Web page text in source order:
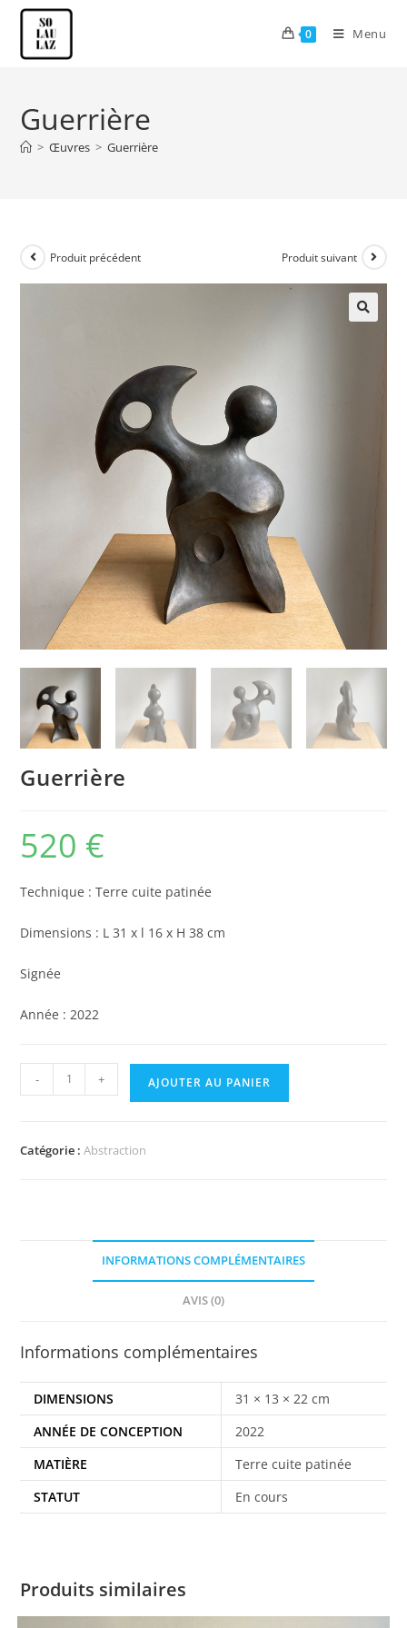
0 Menu
Guerrière
> Œuvres > Guerrière
Produit précédent Produit suivant
Guerrière
520 €
Technique : Terre cuite patinée
Dimensions : L 31 x l 16 x H 38 cm
Signée
Année : 2022
- + AJOUTER AU PANIER
Catégorie :Abstraction
INFORMATIONS COMPLÉMENTAIRES
AVIS (0)
Informations complémentaires
DIMENSIONS
31 × 13 × 22 cm
ANNÉE DE CONCEPTION
2022
MATIÈRE
Terre cuite patinée
STATUT
En cours
Produits similaires